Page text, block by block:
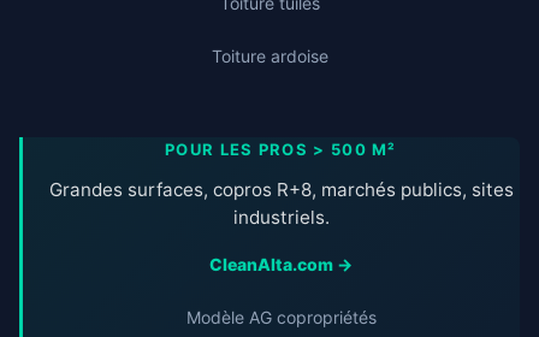
Toiture ardoise
POUR LES PROS > 500 M²
Grandes surfaces, copros R+8, marchés publics, sites
industriels.
CleanAlta.com →
Modèle AG copropriétés